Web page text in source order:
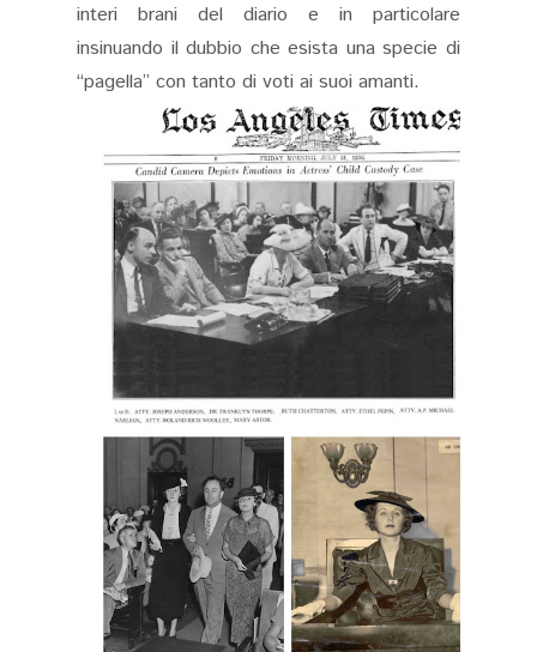
interi brani del diario e in particolare
insinuando il dubbio che esista una specie di
“pagella” con tanto di voti ai suoi amanti.